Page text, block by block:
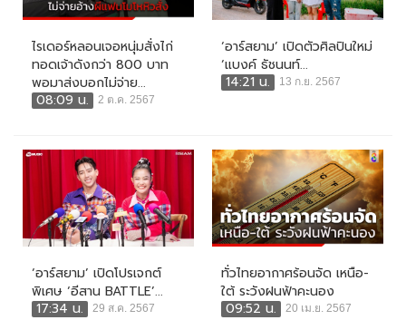
ไรเดอร์หลอนเจอหนุ่มสั่งไก่
ทอดเจ้าดังกว่า 800 บาท
พอมาส่งบอกไม่จ่าย...
08:09 น.
2 ต.ค. 2567
‘อาร์สยาม’ เปิดตัวศิลปินใหม่
‘แบงค์ ธัชนนท์...
14:21 น.
13 ก.ย. 2567
‘อาร์สยาม’ เปิดโปรเจกต์
พิเศษ ‘อีสาน BATTLE’...
17:34 น.
29 ส.ค. 2567
ทั่วไทยอากาศร้อนจัด เหนือ-
ใต้ ระวังฝนฟ้าคะนอง
09:52 น.
20 เม.ย. 2567